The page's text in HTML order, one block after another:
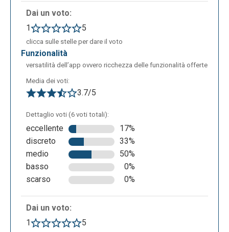
Una volta terminata la creazione del vostro modulo,
potete inviarlo ai vostri collaboratori cliccando sul
tasto in alto a destra del box “Invia”. Vi comparirà
così una nuova finestra, come nell’immagine che
segue, in cui potete scegliere come condividere il
vostro modulo: via e-mail; via link condivisibile; via
Facebook o Twitter; via Google+.
Dai un voto:
1
5
clicca sulle stelle per dare il voto
funzionalità
versatilità dell’app ovvero ricchezza delle funzionalità offerte
Media dei voti:
3.7/5
Dettaglio voti (6 voti totali):
eccellente
17%
discreto
33%
medio
50%
basso
0%
scarso
0%
Dai un voto:
1
5